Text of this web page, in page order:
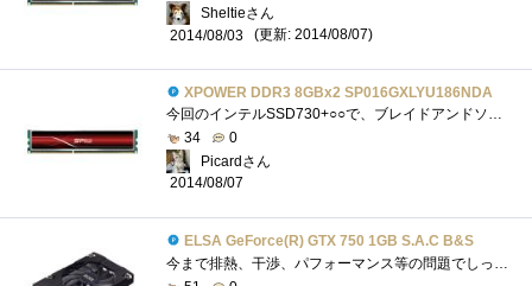
Sheltieさん
2014/08/03
(更新: 2014/08/07)
XPOWER DDR3 8GBx2 SP016GXLYU186NDA
今回のインテルSSD730+○○で、ブレイドアンドソウルを圧倒的に攻略するんだ！のプレミアムレビューで、○○は、シリコンパワーXPOWERDDR38GBx2SP016GX...
34
0
Picardさん
2014/08/07
ELSA GeForce(R) GTX 750 1GB S.A.C B&S
今まで排熱、干渉、パフォーマンス等の問題でしっくり来なかったミニPCのグラフィックボード選びですが、ELSAGeForce(R)GTX7501GBS.A.CB&Sによってつ�...